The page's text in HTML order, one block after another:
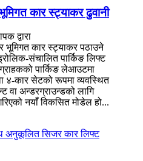
भूमिगत कार स्ट्याकर ढुवानी
द्वारा
भूमिगत कार स्ट्याकर पठाउने
संचालित पार्किङ लिफ्ट
पार्किङ लेआउटमा
४-कार सेटको रूपमा व्यवस्थित
वा अन्डरग्राउन्डको लागि
नयाँ विकसित मोडेल हो...